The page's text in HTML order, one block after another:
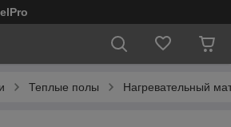
Теплые полы Нагревательный